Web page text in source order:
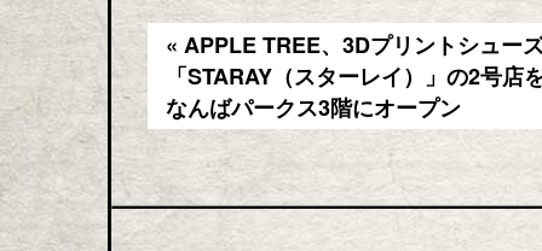
« APPLE TREE、3Dプリントシュー
「STARAY（スターレイ）」の2号店
なんばパークス3階にオープン